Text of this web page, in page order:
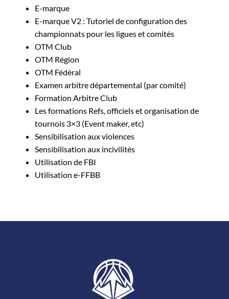
E-marque
E-marque V2 : Tutoriel de configuration des
championnats pour les ligues et comités
OTM Club
OTM Région
OTM Fédéral
Examen arbitre départemental (par comité)
Formation Arbitre Club
Les formations Refs, officiels et organisation de
tournois 3×3 (Event maker, etc)
Sensibilisation aux violences
Sensibilisation aux incivilités
Utilisation de FBI
Utilisation e-FFBB